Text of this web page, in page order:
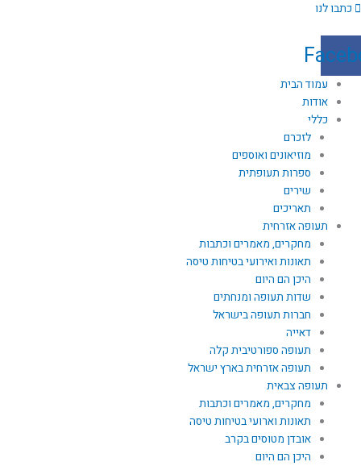
דילוגכתבו לנו
עמוד הבית
אודות
כללי
לזכרם
מוזיאונים ואוספים
ספרות תעופתית
שירים
תאריכים
תעופה אזרחית
מחקרים, מאמרים וכתבות
תאונות ואירועי בטיחות טיסה
היכן הם היום
שדות תעופה ומנחתים
חברות תעופה בישראל
דאייה
תעופה ספורטיבית קלה
תעופה אזרחית בארץ ישראל
תעופה צבאית
מחקרים, מאמרים וכתבות
תאונות וארועי בטיחות טיסה
אובדן מטוסים בקרב
היכן הם היום